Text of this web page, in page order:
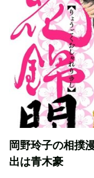
岡野玲子の相撲
出は青木豪